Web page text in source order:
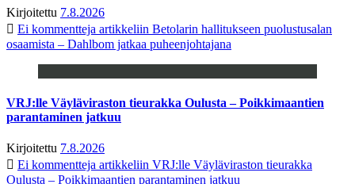
Kirjoitettu 7.8.2026
Ei kommentteja artikkeliin Betolarin hallitukseen puolustusalan
osaamista – Dahlbom jatkaa puheenjohtajana
VRJ:lle Väyläviraston tieurakka Oulusta – Poikkimaantien
parantaminen jatkuu
Kirjoitettu 7.8.2026
Ei kommentteja artikkeliin VRJ:lle Väyläviraston tieurakka
Oulusta – Poikkimaantien parantaminen jatkuu